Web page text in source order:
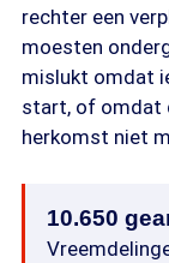
rechter een
moesten
mislukt omdat
start, of omdat
herkomst niet
10.650